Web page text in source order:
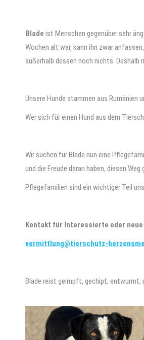
Blade ist Menschen gegenüber sehr
Wochen alt war, kann ihn zwar
außerhalb dessen noch nichts. Deshalb
Unsere Hunde stammen aus Rumänien
Wer sich für einen Hund aus dem
Wir suchen für Blade nun eine
und die Freude daran haben, diesen
Pflegefamilien sind ein wichtiger Teil
Kontakt für Interessierte oder
vermittlung@tierschutz-
Blade reist geimpft, gechipt, entwurmt,